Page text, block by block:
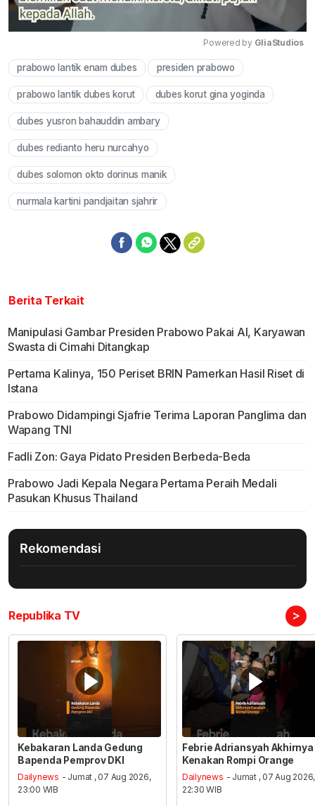
Powered by GliaStudios
prabowo lantik enam dubes presiden prabowo
prabowo lantik dubes korut dubes korut gina yoginda
dubes yusron bahauddin ambary
dubes redianto heru nurcahyo
dubes solomon okto dorinus manik
nurmala kartini pandjaitan sjahrir
Berita Terkait
Manipulasi Gambar Presiden Prabowo Pakai AI, Karyawan
Swasta di Cimahi Ditangkap
Pertama Kalinya, 150 Periset BRIN Pamerkan Hasil Riset di
Istana
Prabowo Didampingi Sjafrie Terima Laporan Panglima dan
Wapang TNI
Fadli Zon: Gaya Pidato Presiden Berbeda-Beda
Prabowo Jadi Kepala Negara Pertama Peraih Medali
Pasukan Khusus Thailand
Rekomendasi
Republika TV >
Kebakaran Landa Gedung
Bapenda Pemprov DKI
Dailynews - Jumat , 07 Aug 2026,
23:00 WIB
Febrie Adriansyah Akhirnya
Kenakan Rompi Orange
Dailynews - Jumat , 07 Aug 2026,
22:30 WIB